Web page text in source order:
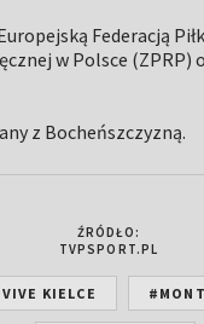
Federacją
w Polsce (ZPRP)
z Bocheńszczyzną.
ŹRÓDŁO:
TVPSPORT.PL
KIELCE